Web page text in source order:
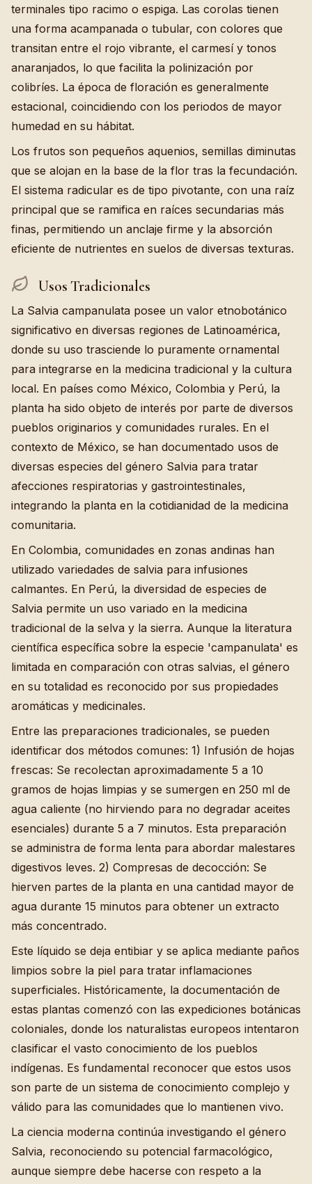
terminales tipo racimo o espiga. Las corolas tienen
una forma acampanada o tubular, con colores que
transitan entre el rojo vibrante, el carmesí y tonos
anaranjados, lo que facilita la polinización por
colibríes. La época de floración es generalmente
estacional, coincidiendo con los periodos de mayor
humedad en su hábitat.
Los frutos son pequeños aquenios, semillas diminutas
que se alojan en la base de la flor tras la fecundación.
El sistema radicular es de tipo pivotante, con una raíz
principal que se ramifica en raíces secundarias más
finas, permitiendo un anclaje firme y la absorción
eficiente de nutrientes en suelos de diversas texturas.
Usos Tradicionales
La Salvia campanulata posee un valor etnobotánico
significativo en diversas regiones de Latinoamérica,
donde su uso trasciende lo puramente ornamental
para integrarse en la medicina tradicional y la cultura
local. En países como México, Colombia y Perú, la
planta ha sido objeto de interés por parte de diversos
pueblos originarios y comunidades rurales. En el
contexto de México, se han documentado usos de
diversas especies del género Salvia para tratar
afecciones respiratorias y gastrointestinales,
integrando la planta en la cotidianidad de la medicina
comunitaria.
En Colombia, comunidades en zonas andinas han
utilizado variedades de salvia para infusiones
calmantes. En Perú, la diversidad de especies de
Salvia permite un uso variado en la medicina
tradicional de la selva y la sierra. Aunque la literatura
científica específica sobre la especie 'campanulata' es
limitada en comparación con otras salvias, el género
en su totalidad es reconocido por sus propiedades
aromáticas y medicinales.
Entre las preparaciones tradicionales, se pueden
identificar dos métodos comunes: 1) Infusión de hojas
frescas: Se recolectan aproximadamente 5 a 10
gramos de hojas limpias y se sumergen en 250 ml de
agua caliente (no hirviendo para no degradar aceites
esenciales) durante 5 a 7 minutos. Esta preparación
se administra de forma lenta para abordar malestares
digestivos leves. 2) Compresas de decocción: Se
hierven partes de la planta en una cantidad mayor de
agua durante 15 minutos para obtener un extracto
más concentrado.
Este líquido se deja entibiar y se aplica mediante paños
limpios sobre la piel para tratar inflamaciones
superficiales. Históricamente, la documentación de
estas plantas comenzó con las expediciones botánicas
coloniales, donde los naturalistas europeos intentaron
clasificar el vasto conocimiento de los pueblos
indígenas. Es fundamental reconocer que estos usos
son parte de un sistema de conocimiento complejo y
válido para las comunidades que lo mantienen vivo.
La ciencia moderna continúa investigando el género
Salvia, reconociendo su potencial farmacológico,
aunque siempre debe hacerse con respeto a la